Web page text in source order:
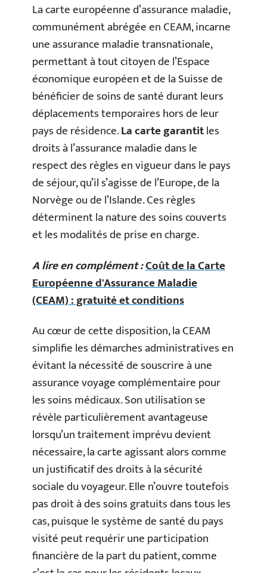
La carte européenne d’assurance maladie,
communément abrégée en CEAM, incarne
une assurance maladie transnationale,
permettant à tout citoyen de l’Espace
économique européen et de la Suisse de
bénéficier de soins de santé durant leurs
déplacements temporaires hors de leur
pays de résidence.La carte garantitles
droits à l’assurance maladie dans le
respect des règles en vigueur dans le pays
de séjour, qu’il s’agisse de l’Europe, de la
Norvège ou de l’Islande. Ces règles
déterminent la nature des soins couverts
et les modalités de prise en charge.
A lire en complément :Coût de la Carte
Européenne d'Assurance Maladie
(CEAM) : gratuité et conditions
Au cœur de cette disposition, la CEAM
simplifie les démarches administratives en
évitant la nécessité de souscrire à une
assurance voyage complémentaire pour
les soins médicaux. Son utilisation se
révèle particulièrement avantageuse
lorsqu’un traitement imprévu devient
nécessaire, la carte agissant alors comme
un justificatif des droits à la sécurité
sociale du voyageur. Elle n’ouvre toutefois
pas droit à des soins gratuits dans tous les
cas, puisque le système de santé du pays
visité peut requérir une participation
financière de la part du patient, comme